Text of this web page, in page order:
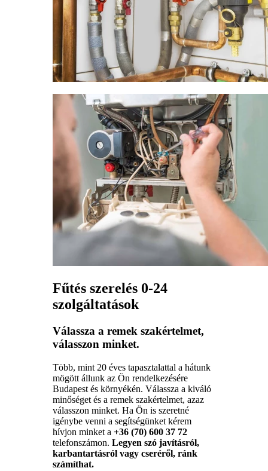
Fűtés szerelés 0-24
szolgáltatások
Válassza a remek szakértelmet,
válasszon minket.
Több, mint 20 éves tapasztalattal a hátunk
mögött állunk az Ön rendelkezésére
Budapest és környékén. Válassza a kiváló
minőséget és a remek szakértelmet, azaz
válasszon minket. Ha Ön is szeretné
igénybe venni a segítségünket kérem
hívjon minket a +36 (70) 600 37 72
telefonszámon. Legyen szó javításról,
karbantartásról vagy cseréről, ránk
számíthat.